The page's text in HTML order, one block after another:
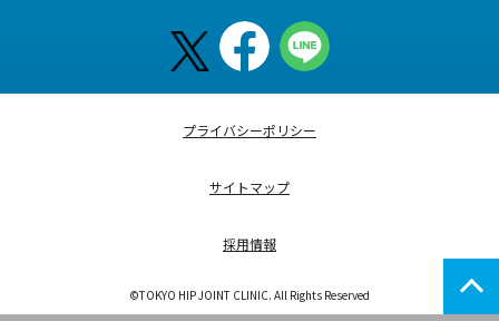
プライバシーポリシー
サイトマップ
採用情報
©TOKYO HIP JOINT CLINIC. All Rights Reserved